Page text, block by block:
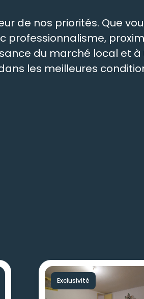
de nos priorités. Que
professionnalisme,
du marché local et
les meilleures
Exclusivité